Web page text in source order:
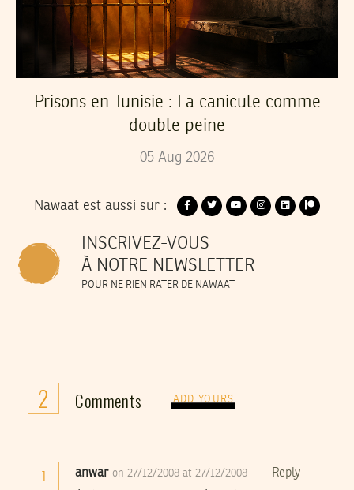
Prisons en Tunisie : La canicule comme
double peine
05 Aug 2026
Nawaat est aussi sur :
INSCRIVEZ-VOUS
À NOTRE NEWSLETTER
POUR NE RIEN RATER DE NAWAAT
2 Comments ADD YOURS
1 anwar on 27/12/2008 at 27/12/2008 Reply